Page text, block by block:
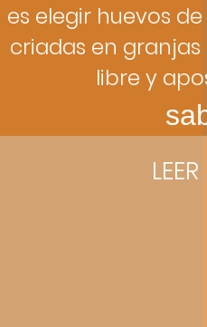
es elegir huevos
criadas en
libre y